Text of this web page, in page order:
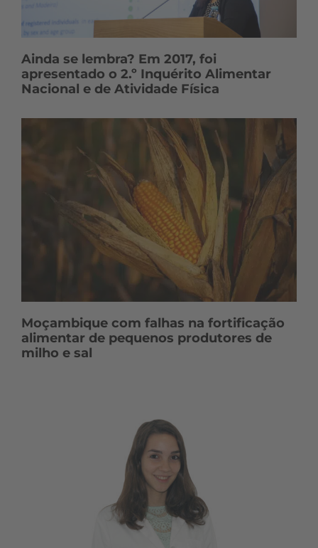
Ainda se lembra? Em 2017, foi
apresentado o 2.º Inquérito Alimentar
Nacional e de Atividade Física
Moçambique com falhas na fortificação
alimentar de pequenos produtores de
milho e sal